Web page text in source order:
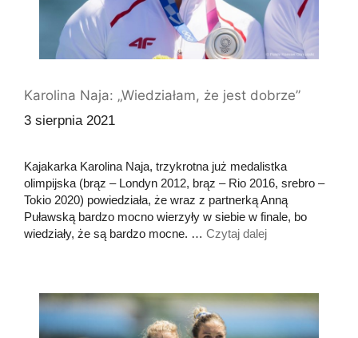
Karolina Naja: „Wiedziałam, że jest dobrze”
3 sierpnia 2021
Kajakarka Karolina Naja, trzykrotna już medalistka
olimpijska (brąz – Londyn 2012, brąz – Rio 2016, srebro –
Tokio 2020) powiedziała, że wraz z partnerką Anną
Puławską bardzo mocno wierzyły w siebie w finale, bo
wiedziały, że są bardzo mocne. … Czytaj dalej